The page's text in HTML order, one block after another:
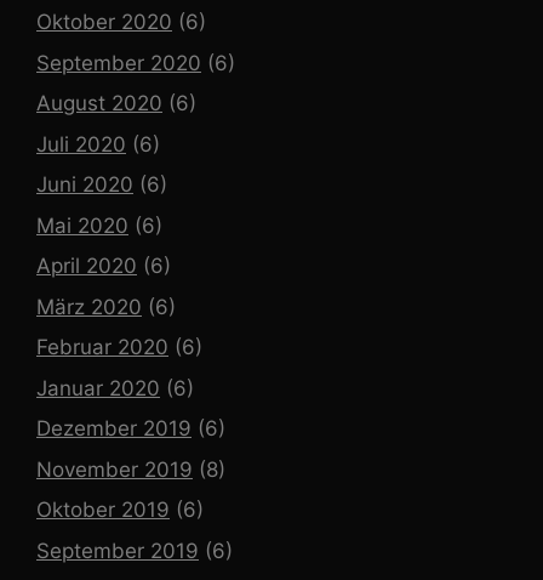
Oktober 2020 (6)
September 2020 (6)
August 2020 (6)
Juli 2020 (6)
Juni 2020 (6)
Mai 2020 (6)
April 2020 (6)
März 2020 (6)
Februar 2020 (6)
Januar 2020 (6)
Dezember 2019 (6)
November 2019 (8)
Oktober 2019 (6)
September 2019 (6)